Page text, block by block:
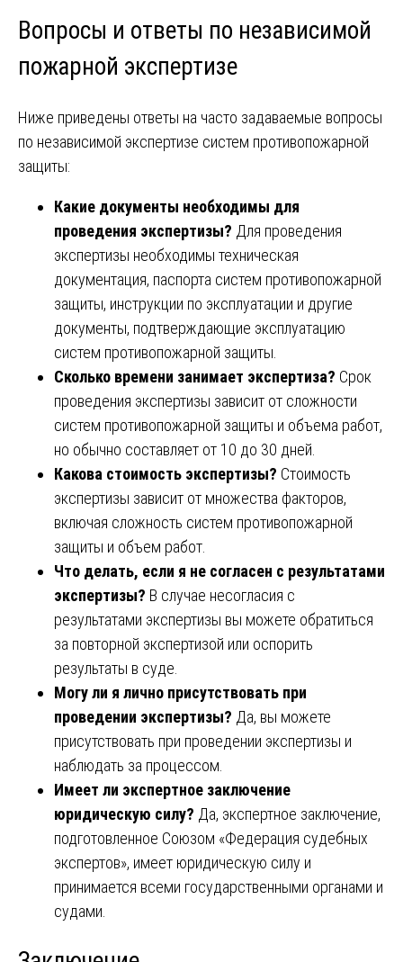
Вопросы и ответы по независимой
пожарной экспертизе
Ниже приведены ответы на часто задаваемые вопросы
по независимой экспертизе систем противопожарной
защиты:
Какие документы необходимы для
проведения экспертизы? Для проведения
экспертизы необходимы техническая
документация, паспорта систем противопожарной
защиты, инструкции по эксплуатации и другие
документы, подтверждающие эксплуатацию
систем противопожарной защиты.
Сколько времени занимает экспертиза? Срок
проведения экспертизы зависит от сложности
систем противопожарной защиты и объема работ,
но обычно составляет от 10 до 30 дней.
Какова стоимость экспертизы? Стоимость
экспертизы зависит от множества факторов,
включая сложность систем противопожарной
защиты и объем работ.
Что делать, если я не согласен с результатами
экспертизы? В случае несогласия с
результатами экспертизы вы можете обратиться
за повторной экспертизой или оспорить
результаты в суде.
Могу ли я лично присутствовать при
проведении экспертизы? Да, вы можете
присутствовать при проведении экспертизы и
наблюдать за процессом.
Имеет ли экспертное заключение
юридическую силу? Да, экспертное заключение,
подготовленное Союзом «Федерация судебных
экспертов», имеет юридическую силу и
принимается всеми государственными органами и
судами.